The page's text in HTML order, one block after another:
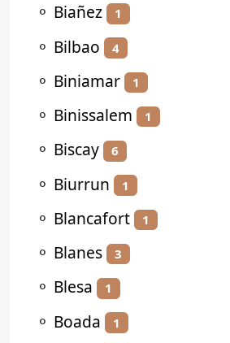
⚬ Biañez 1
⚬ Bilbao 4
⚬ Biniamar 1
⚬ Binissalem 1
⚬ Biscay 6
⚬ Biurrun 1
⚬ Blancafort 1
⚬ Blanes 3
⚬ Blesa 1
⚬ Boada 1